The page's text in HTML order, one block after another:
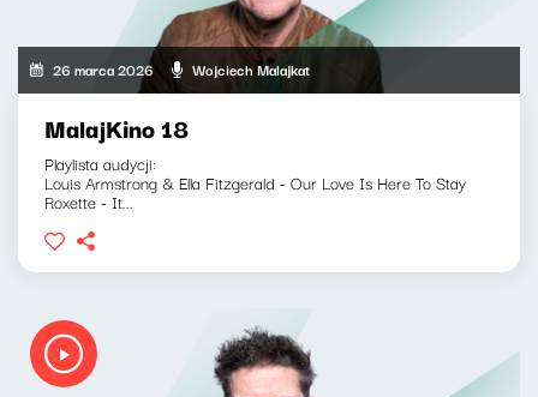
26 marca 2026 Wojciech Malajkat
MalajKino 18
Playlista audycji:
Louis Armstrong & Ella Fitzgerald - Our Love Is Here To Stay
Roxette - It...